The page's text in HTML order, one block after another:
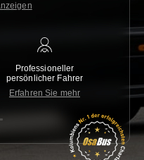
Professioneller
persönlicher Fahrer
Erfahren Sie mehr